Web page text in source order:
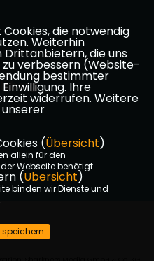
Kontakt
die notwendig
Weiterhin
Drittanbietern, die uns
verbessern (Website-
bestimmter
Ihre
widerrufen. Weitere
(Übersicht)
allein für den
Webseite benötigt.
(Übersicht)
binden wir Dienste und